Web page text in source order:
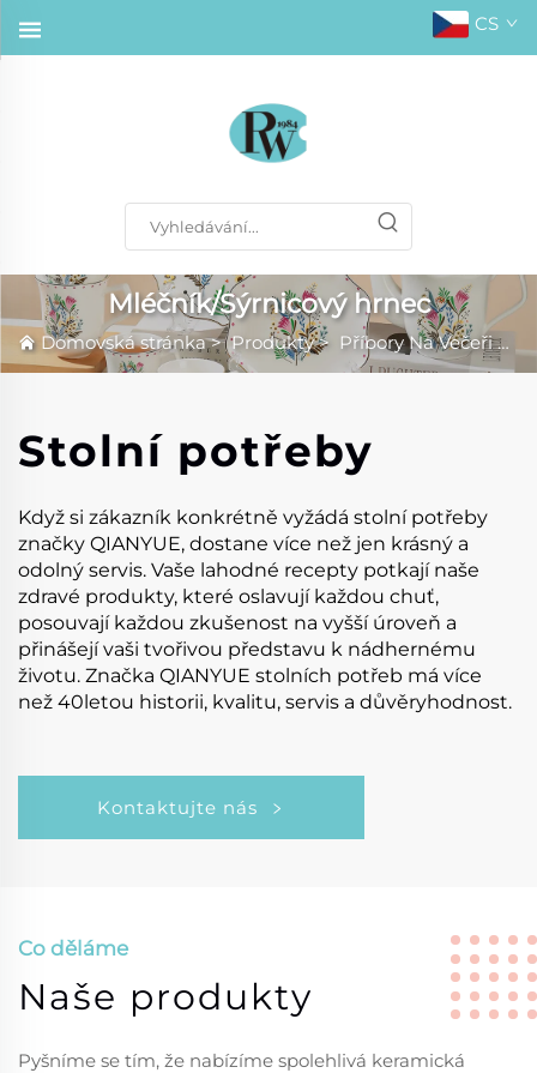
CS
Mléčník/Sýrnicový hrnec
Domovská stránka>Produkty> Příbory Na Večeři>
Stolní potřeby
Když si zákazník konkrétně vyžádá stolní potřeby
značky QIANYUE, dostane více než jen krásný a
odolný servis. Vaše lahodné recepty potkají naše
zdravé produkty, které oslavují každou chuť,
posouvají každou zkušenost na vyšší úroveň a
přinášejí vaši tvořivou představu k nádhernému
životu. Značka QIANYUE stolních potřeb má více
než 40letou historii, kvalitu, servis a důvěryhodnost.
Kontaktujte nás
Co děláme
Naše produkty
Pyšníme se tím, že nabízíme spolehlivá keramická